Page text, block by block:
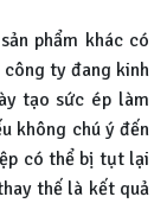
phẩm khác có
công ty đang kinh
tạo sức ép làm
không chú ý đến
có thể bị tụt lại
thế là kết quả